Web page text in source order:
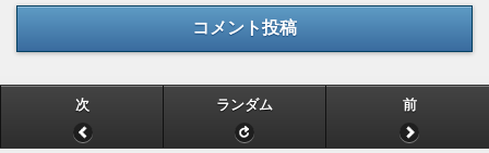
コメント投稿
次 ランダム 前